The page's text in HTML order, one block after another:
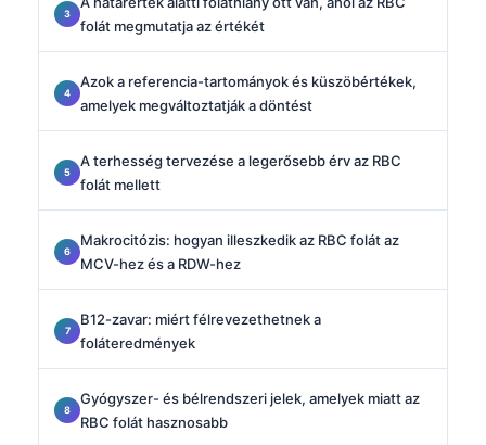
folát megmutatja az értékét
Azok a referencia-tartományok és küszöbértékek,
amelyek megváltoztatják a döntést
A terhesség tervezése a legerősebb érv az RBC
folát mellett
Makrocitózis: hogyan illeszkedik az RBC folát az
MCV-hez és a RDW-hez
B12-zavar: miért félrevezethetnek a
foláteredmények
Gyógyszer- és bélrendszeri jelek, amelyek miatt az
RBC folát hasznosabb